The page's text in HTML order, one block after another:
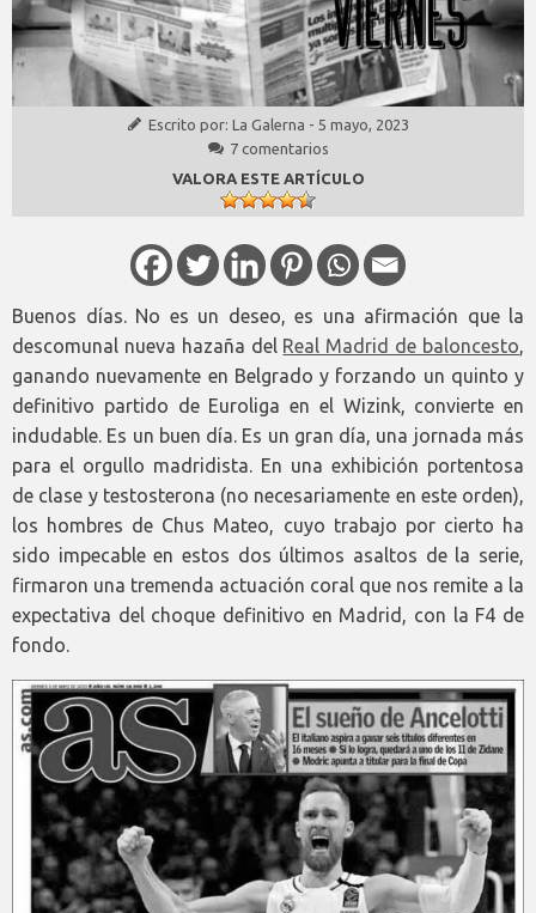
Escrito por: La Galerna - 5 mayo, 2023
7 comentarios
VALORA ESTE ARTÍCULO
Buenos días. No es un deseo, es una afirmación que la
descomunal nueva hazaña del Real Madrid de baloncesto,
ganando nuevamente en Belgrado y forzando un quinto y
definitivo partido de Euroliga en el Wizink, convierte en
indudable. Es un buen día. Es un gran día, una jornada más
para el orgullo madridista. En una exhibición portentosa
de clase y testosterona (no necesariamente en este orden),
los hombres de Chus Mateo, cuyo trabajo por cierto ha
sido impecable en estos dos últimos asaltos de la serie,
firmaron una tremenda actuación coral que nos remite a la
expectativa del choque definitivo en Madrid, con la F4 de
fondo.